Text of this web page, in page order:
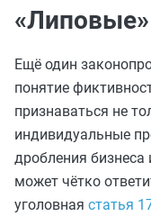
Ещё один
понятие
признаваться не
индивидуальные
дробления бизнеса
может чётко
уголовная статья